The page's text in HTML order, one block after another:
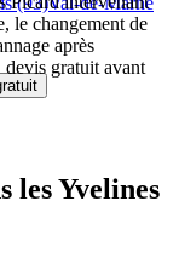
le changement de
après
gratuit avant
les Yvelines